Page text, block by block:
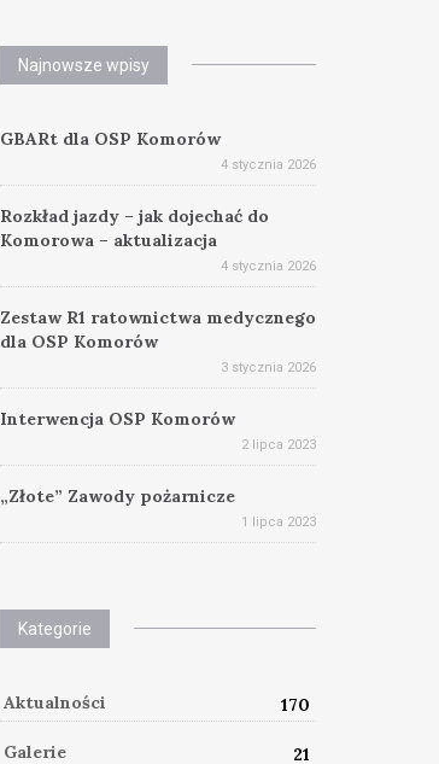
Najnowsze wpisy
GBARt dla OSP Komorów
4 stycznia 2026
Rozkład jazdy – jak dojechać do
Komorowa – aktualizacja
4 stycznia 2026
Zestaw R1 ratownictwa medycznego
dla OSP Komorów
3 stycznia 2026
Interwencja OSP Komorów
2 lipca 2023
„Złote” Zawody pożarnicze
1 lipca 2023
Kategorie
Aktualności 170
Galerie 21